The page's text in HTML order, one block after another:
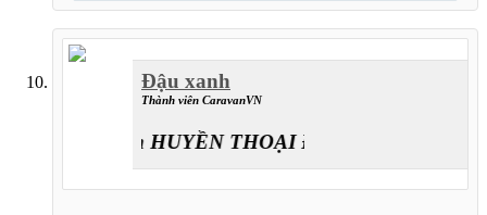
Đậu xanh
Thành viên CaravanVN
Caravan HUYỀN THOẠI ĐƯỜNG LÊN ĐỈNH